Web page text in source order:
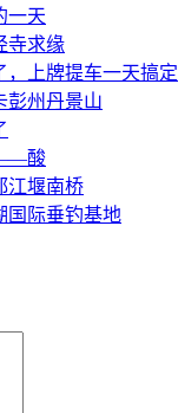
一天
寺求缘
，上牌提车一天搞定
彭州丹景山
酸
江堰南桥
国际垂钓基地